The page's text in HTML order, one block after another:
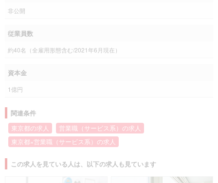
非公開
従業員数
約40名（全雇用形態含む/2021年6月現在）
資本金
1億円
関連条件
東京都の求人
営業職（サービス系）の求人
東京都×営業職（サービス系）の求人
この求人を見ている人は、以下の求人も見ています